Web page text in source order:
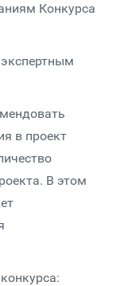
Конкурса
в проект
В этом